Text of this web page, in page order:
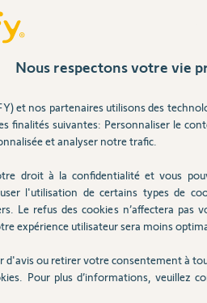
fournie par Jean-Luc B
Nous respectons votre vie
et nos partenaires utilisons des
finalités suivantes: Personnaliser le
et analyser notre trafic.
droit à la confidentialité et vous
l'utilisation de certains types de
Le refus des cookies n’affectera pas
expérience utilisateur sera moins
d'avis ou retirer votre consentement à
Pour plus d’informations, veuillez